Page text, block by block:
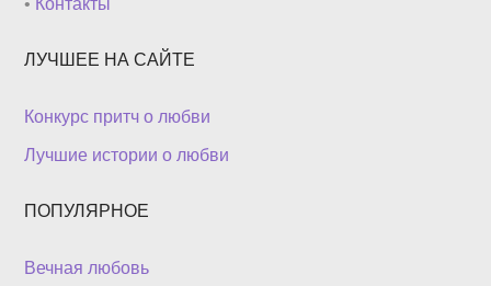
• Контакты
ЛУЧШЕЕ НА САЙТЕ
Конкурс притч о любви
Лучшие истории о любви
ПОПУЛЯРНОЕ
Вечная любовь